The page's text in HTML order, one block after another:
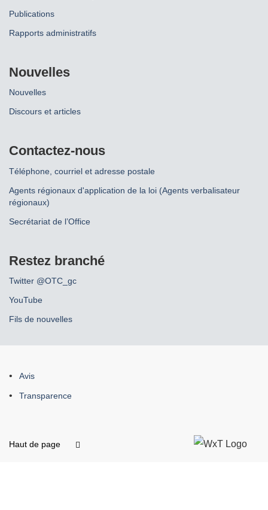
Publications
Rapports administratifs
Nouvelles
Nouvelles
Discours et articles
Contactez-nous
Téléphone, courriel et adresse postale
Agents régionaux d'application de la loi (Agents verbalisateur
régionaux)
Secrétariat de l’Office
Restez branché
Twitter @OTC_gc
YouTube
Fils de nouvelles
À
propos
site
Avis
Transparence
Haut de page